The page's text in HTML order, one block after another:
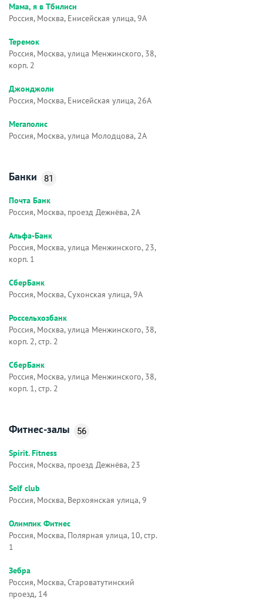
Мама, я в Тбилиси
Россия, Москва, Енисейская улица, 9А
Теремок
Россия, Москва, улица Менжинского, 38,
корп. 2
Джонджоли
Россия, Москва, Енисейская улица, 26А
Мегаполис
Россия, Москва, улица Молодцова, 2А
Банки 81
Почта Банк
Россия, Москва, проезд Дежнёва, 2А
Альфа-Банк
Россия, Москва, улица Менжинского, 23,
корп. 1
СберБанк
Россия, Москва, Сухонская улица, 9А
Россельхозбанк
Россия, Москва, улица Менжинского, 38,
корп. 2, стр. 2
СберБанк
Россия, Москва, улица Менжинского, 38,
корп. 1, стр. 2
Фитнес-залы 56
Spirit. Fitness
Россия, Москва, проезд Дежнёва, 23
Self club
Россия, Москва, Верхоянская улица, 9
Олимпик Фитнес
Россия, Москва, Полярная улица, 10, стр.
1
Зебра
Россия, Москва, Староватутинский
проезд, 14